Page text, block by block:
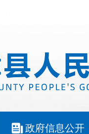
政府信息公开